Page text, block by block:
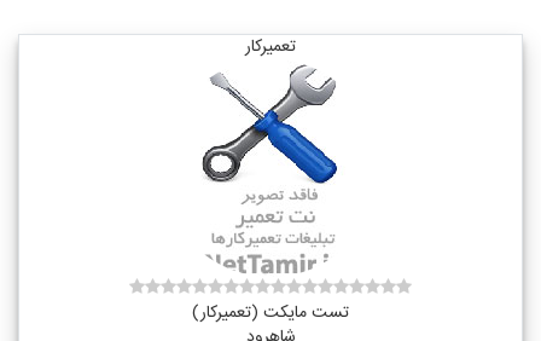
تعمیرکار
تست مایکت (تعمیرکار)